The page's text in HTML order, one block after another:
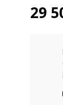
29